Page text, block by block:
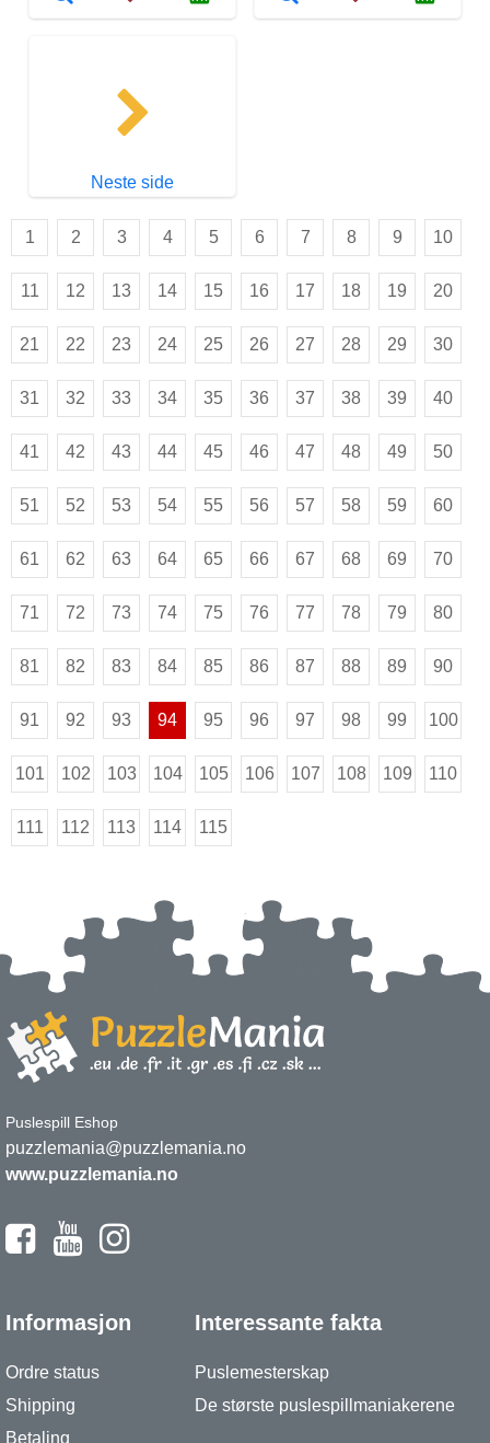
Neste side
1 2 3 4 5 6 7 8 9 10
11 12 13 14 15 16 17 18 19 20
21 22 23 24 25 26 27 28 29 30
31 32 33 34 35 36 37 38 39 40
41 42 43 44 45 46 47 48 49 50
51 52 53 54 55 56 57 58 59 60
61 62 63 64 65 66 67 68 69 70
71 72 73 74 75 76 77 78 79 80
81 82 83 84 85 86 87 88 89 90
91 92 93 94 95 96 97 98 99 100
101 102 103 104 105 106 107 108 109 110
111 112 113 114 115
Puslespill Eshop
puzzlemania@puzzlemania.no
www.puzzlemania.no
Informasjon
Ordre status
Shipping
Betaling
Interessante fakta
Puslemesterskap
De største puslespillmaniakerene